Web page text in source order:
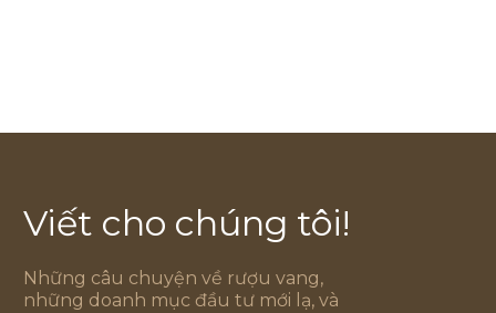
Viết cho chúng tôi!
Những câu chuyện về rượu vang,
những doanh mục đầu tư mới lạ, và